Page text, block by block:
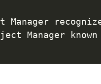
Manager
Manager known